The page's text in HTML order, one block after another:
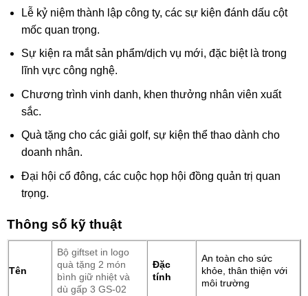
Lễ kỷ niệm thành lập công ty, các sự kiện đánh dấu cột
mốc quan trọng.
Sự kiện ra mắt sản phẩm/dịch vụ mới, đặc biệt là trong
lĩnh vực công nghệ.
Chương trình vinh danh, khen thưởng nhân viên xuất
sắc.
Quà tặng cho các giải golf, sự kiện thể thao dành cho
doanh nhân.
Đại hội cổ đông, các cuộc họp hội đồng quản trị quan
trọng.
Thông số kỹ thuật
Tên
Bộ giftset in logo
quà tặng 2 món
bình giữ nhiệt và
dù gấp 3 GS-02
Đặc
tính
An toàn cho sức
khỏe, thân thiện với
môi trường